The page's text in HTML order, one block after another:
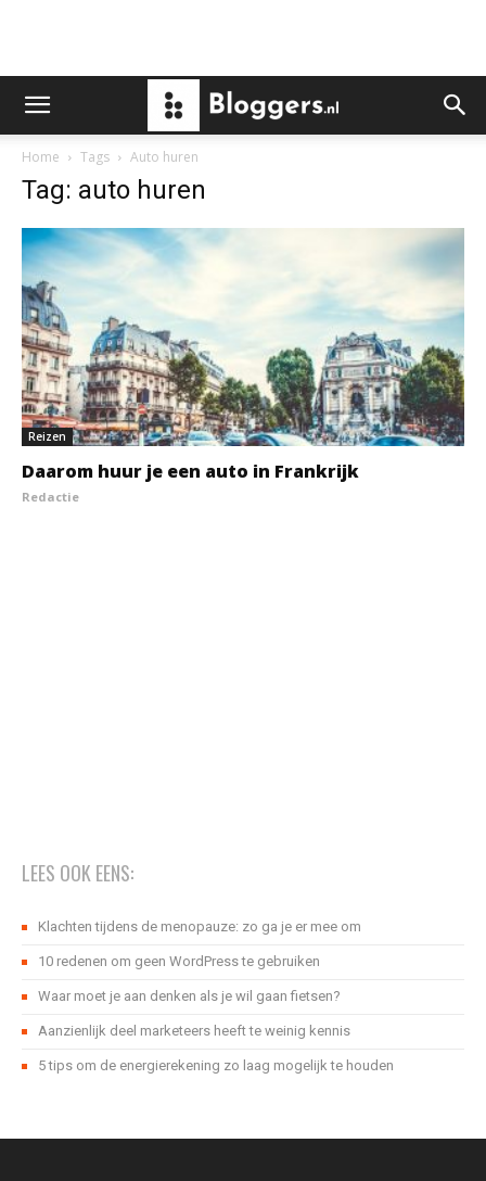
Home Tags Auto huren
Tag: auto huren
Reizen
Daarom huur je een auto in Frankrijk
Redactie
LEES OOK EENS:
Klachten tijdens de menopauze: zo ga je er mee om
10 redenen om geen WordPress te gebruiken
Waar moet je aan denken als je wil gaan fietsen?
Aanzienlijk deel marketeers heeft te weinig kennis
5 tips om de energierekening zo laag mogelijk te houden